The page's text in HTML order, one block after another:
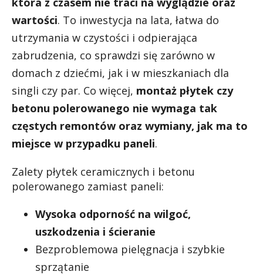
wartości. To inwestycja na lata, łatwa do
utrzymania w czystości i odpierająca
zabrudzenia, co sprawdzi się zarówno w
domach z dziećmi, jak i w mieszkaniach dla
singli czy par. Co więcej, montaż płytek czy
betonu polerowanego nie wymaga tak
częstych remontów oraz wymiany, jak ma to
miejsce w przypadku paneli.
Zalety płytek ceramicznych i betonu
polerowanego zamiast paneli:
Wysoka odporność na wilgoć,
uszkodzenia i ścieranie
Bezproblemowa pielęgnacja i szybkie
sprzątanie